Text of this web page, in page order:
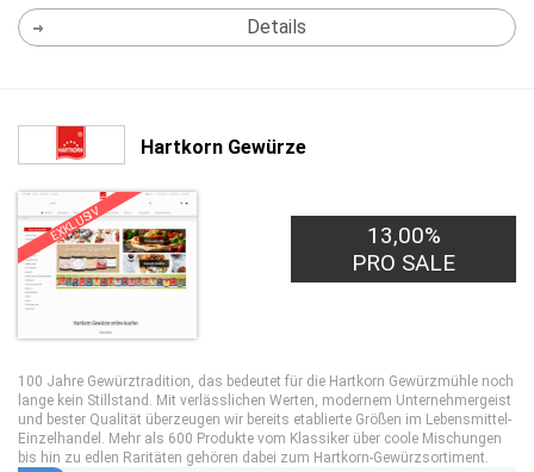
Details
Hartkorn Gewürze
EXKLUSIV
13,00%
PRO SALE
100 Jahre Gewürztradition, das bedeutet für die Hartkorn Gewürzmühle noch
lange kein Stillstand. Mit verlässlichen Werten, modernem Unternehmergeist
und bester Qualität überzeugen wir bereits etablierte Größen im Lebensmittel-
Einzelhandel. Mehr als 600 Produkte vom Klassiker über coole Mischungen
bis hin zu edlen Raritäten gehören dabei zum Hartkorn-Gewürzsortiment.